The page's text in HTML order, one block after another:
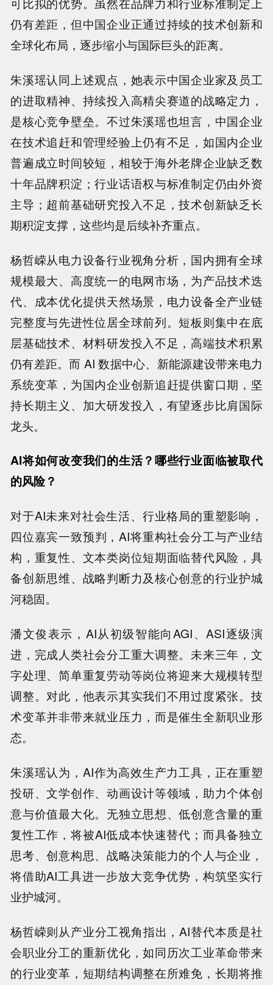
仍有差距，但中国企业正通过持续的技术创新和
全球化布局，逐步缩小与国际巨头的距离。
朱溪瑶认同上述观点，她表示中国企业家及员工
的进取精神、持续投入高精尖赛道的战略定力，
是核心竞争壁垒。不过朱溪瑶也坦言，中国企业
在技术追赶和管理经验上仍有不足，如国内企业
普遍成立时间较短，相较于海外老牌企业缺乏数
十年品牌积淀；行业话语权与标准制定仍由外资
主导；超前基础研究投入不足，技术创新缺乏长
期积淀支撑，这些均是后续补齐重点。
杨哲嵘从电力设备行业视角分析，国内拥有全球
规模最大、高度统一的电网市场，为产品技术迭
代、成本优化提供天然场景，电力设备全产业链
完整度与先进性位居全球前列。短板则集中在底
层基础技术、材料研发投入不足，高端技术积累
仍有差距。而 AI 数据中心、新能源建设带来电力
系统变革，为国内企业创新追赶提供窗口期，坚
持长期主义、加大研发投入，有望逐步比肩国际
龙头。
AI将如何改变我们的生活？哪些行业面临被取代
的风险？
对于AI未来对社会生活、行业格局的重塑影响，
四位嘉宾一致预判，AI将重构社会分工与产业结
构，重复性、文本类岗位短期面临替代风险，具
备创新思维、战略判断力及核心创意的行业护城
河稳固。
潘文俊表示，AI从初级智能向AGI、ASI逐级演
进，完成人类社会分工重大调整。未来三年，文
字处理、简单重复劳动等岗位将迎来大规模转型
调整。对此，他表示其实我们不用过度紧张。技
术变革并非带来就业压力，而是催生全新职业形
态。
朱溪瑶认为，AI作为高效生产力工具，正在重塑
投研、文学创作、动画设计等领域，助力个体创
意与价值最大化。无独立思想、低创意含量的重
复性工作，将被AI低成本快速替代；而具备独立
思考、创意构思、战略决策能力的个人与企业，
将借助AI工具进一步放大竞争优势，构筑坚实行
业护城河。
杨哲嵘则从产业分工视角指出，AI替代本质是社
会职业分工的重新优化，如同历次工业革命带来
的行业变革，短期结构调整在所难免，长期将推